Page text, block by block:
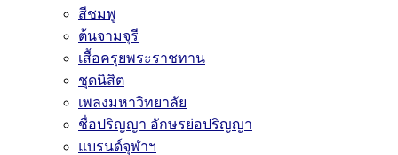
สีชมพู
ต้นจามจุรี
เสื้อครุยพระราชทาน
ชุดนิสิต
เพลงมหาวิทยาลัย
ชื่อปริญญา อักษรย่อปริญญา
แบรนด์จุฬาฯ